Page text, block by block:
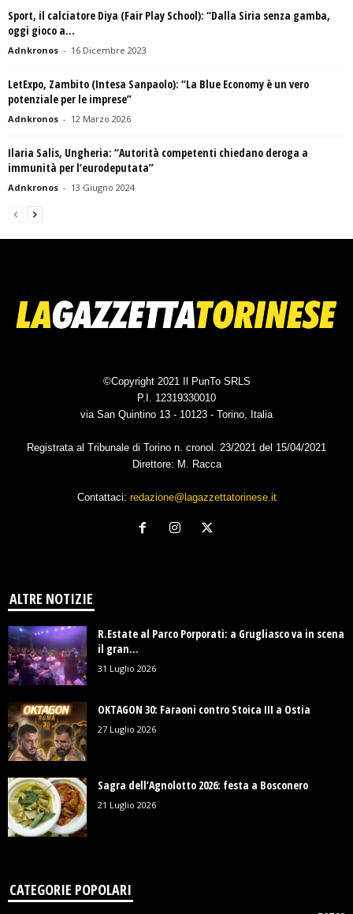
Sport, il calciatore Diya (Fair Play School): “Dalla Siria senza gamba,
oggi gioco a...
Adnkronos - 16 Dicembre 2023
LetExpo, Zambito (Intesa Sanpaolo): “La Blue Economy è un vero
potenziale per le imprese”
Adnkronos - 12 Marzo 2026
Ilaria Salis, Ungheria: “Autorità competenti chiedano deroga a
immunità per l’eurodeputata”
Adnkronos - 13 Giugno 2024
©Copyright 2021 Il PunTo SRLS
P.I. 12319330010
via San Quintino 13 - 10123 - Torino, Italia
Registrata al Tribunale di Torino n. cronol. 23/2021 del 15/04/2021
Direttore: M. Racca
Contattaci: redazione@lagazzettatorinese.it
ALTRE NOTIZIE
R.Estate al Parco Porporati: a Grugliasco va in scena
il gran...
31 Luglio 2026
OKTAGON 30: Faraoni contro Stoica III a Ostia
27 Luglio 2026
Sagra dell’Agnolotto 2026: festa a Bosconero
21 Luglio 2026
CATEGORIE POPOLARI